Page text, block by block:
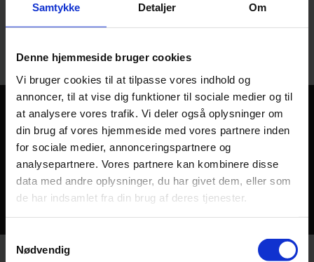
Samtykke Detaljer Om
Denne hjemmeside bruger cookies
Vi bruger cookies til at tilpasse vores indhold og
annoncer, til at vise dig funktioner til sociale medier og til
at analysere vores trafik. Vi deler også oplysninger om
din brug af vores hjemmeside med vores partnere inden
for sociale medier, annonceringspartnere og
analysepartnere. Vores partnere kan kombinere disse
data med andre oplysninger, du har givet dem, eller som
de har indsamlet fra din brug af deres tjenester.
Samtykkevalg
Nødvendig
✔️PEFC Certificeret
✔️Danmarks største Skoventreprenør
✔️Grundlagt i 1990